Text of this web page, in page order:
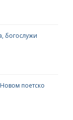
богослужи
поетско